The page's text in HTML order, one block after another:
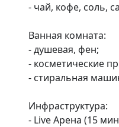
- чай, кофе, соль,
Ванная комната:
- душевая, фен;
- косметические
- стиральная
Инфраструктура:
- Live Арена (15